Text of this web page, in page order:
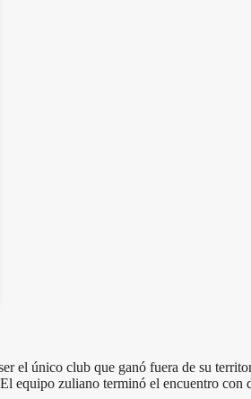
el único club que ganó fuera de su
zuliano terminó el encuentro con